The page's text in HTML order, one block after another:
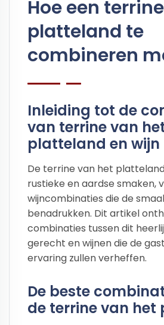
Hoe een
platteland te
combineren
Inleiding tot de
van terrine van
platteland en wijn
De terrine van het
rustieke en aardse smaken,
wijncombinaties die de
benadrukken. Dit artikel
combinaties tussen dit
gerecht en wijnen die de
ervaring zullen verheffen.
De beste
de terrine van